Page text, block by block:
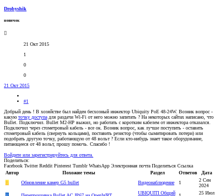
Drobyshik
новичок
21 Окт 2015
1
0
0
21 Окт 2015
#1
Добрый день ! В хозяйстве был найден бесхозный инжектор Ubiquity РоЕ 48-24W. Возник вопрос -
какую точку доступа для раздачи Wi-Fi от него можно запитать ? На некоторых сайтах написано, что
Bullet. Подключил. Bullet M2-HP выжил, но работать с коротким кабелем от инжектора отказался.
Подключил через стометровый кабель - все ок. Возник вопрос, как лучше поступить - оставить
стометровый кабель (свернуть кольцами), поставить резистор (чтобы сымитировать потери) или
подобрать другую точку, работающую от 48 вольт ? Если кто-нибудь знает такое оборудование,
питающееся от 48 вольт, прошу помочь. Спасибо !
Войдите или зарегистрируйтесь для ответа.
Поделиться:
Facebook Twitter Reddit Pinterest Tumblr WhatsApp Электронная почта Поделиться Ссылка
Автор
Похожие темы Раздел Ответов
Дата
В
Oбновление камер G5 bullet Видеонаблюдение 1
2 Сен
2024
UBIQUITI Общий
25 Июл